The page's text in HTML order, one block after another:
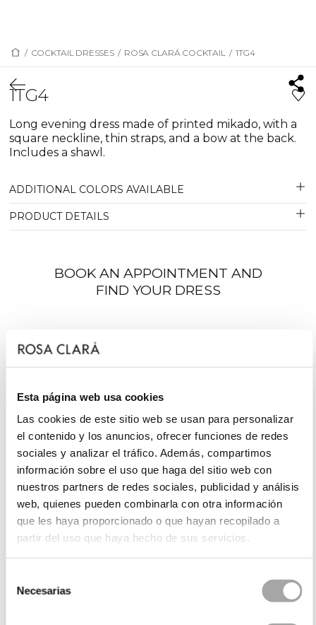
Esta página web usa cookies
Las cookies de este sitio web se usan para personalizar
el contenido y los anuncios, ofrecer funciones de redes
sociales y analizar el tráfico. Además, compartimos
información sobre el uso que haga del sitio web con
nuestros partners de redes sociales, publicidad y análisis
web, quienes pueden combinarla con otra información
que les haya proporcionado o que hayan recopilado a
partir del uso que haya hecho de sus servicios.
Necesarias
/ COCKTAIL DRESSES / ROSA CLARÁ COCKTAIL / 1TG4
1TG4
Long evening dress made of printed mikado, with a
square neckline, thin straps, and a bow at the back.
Includes a shawl.
ADDITIONAL COLORS AVAILABLE
PRODUCT DETAILS
BOOK AN APPOINTMENT AND
FIND YOUR DRESS